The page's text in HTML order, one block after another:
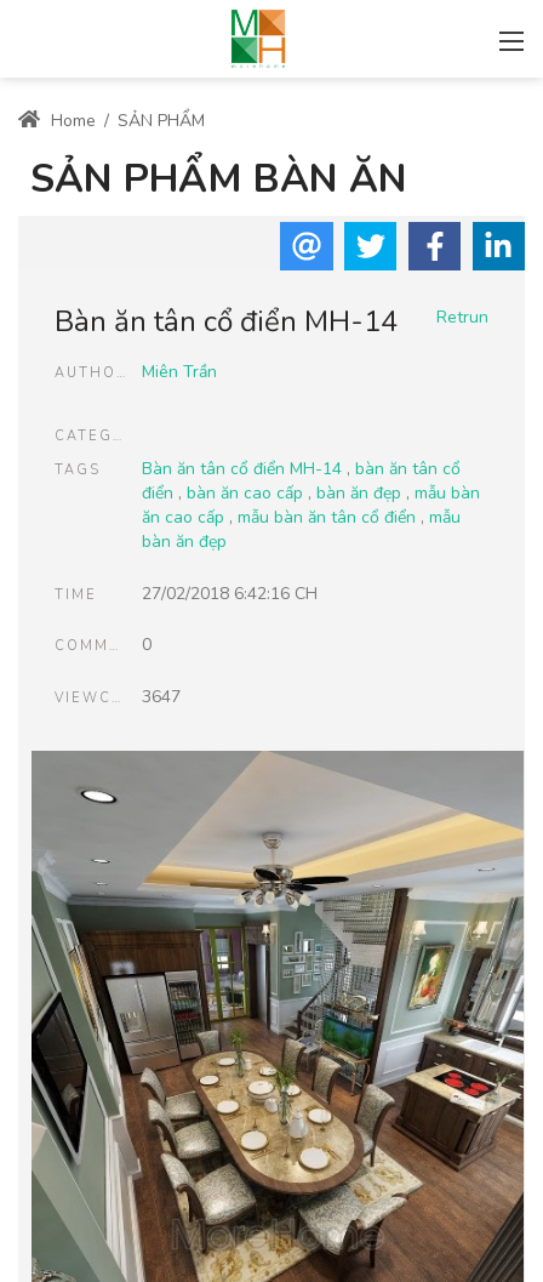
Home / SẢN PHẨM
SẢN PHẨM BÀN ĂN
Retrun
Bàn ăn tân cổ điển MH-14
AUTHOR Miên Trần
CATEGORIES
TAGS
Bàn ăn tân cổ điển MH-14, bàn ăn tân cổ
điển , bàn ăn cao cấp , bàn ăn đẹp , mẫu bàn
ăn cao cấp , mẫu bàn ăn tân cổ điển , mẫu
bàn ăn đẹp
TIME 27/02/2018 6:42:16 CH
COMMENTS 0
VIEWCOUNT 3647